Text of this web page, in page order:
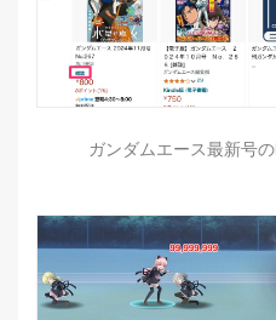
ガンダムエース最新号